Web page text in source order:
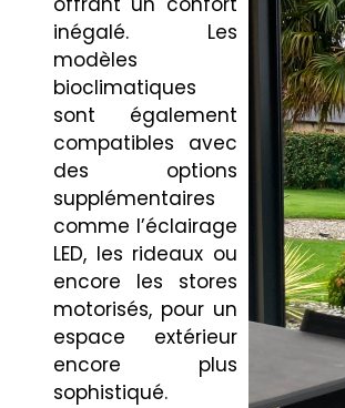
inégalé. Les
modèles
bioclimatiques
sont également
compatibles avec
des options
supplémentaires
comme l’éclairage
LED, les rideaux ou
encore les stores
motorisés, pour un
espace extérieur
encore plus
sophistiqué.